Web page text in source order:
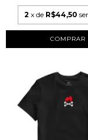
2 x de R$44,50
COMPRAR